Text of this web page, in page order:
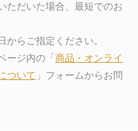
ただいた場合、最短でのお
らご指定ください。
ージ内の「 商品・オンライ
ついて 」フォームからお問